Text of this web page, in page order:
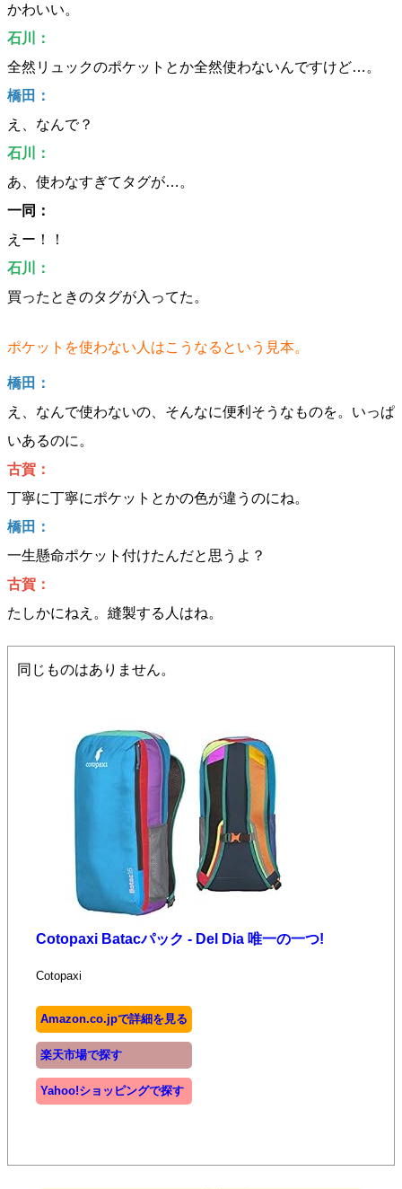
かわいい。
石川：
全然リュックのポケットとか全然使わないんですけど…。
橋田：
え、なんで？
石川：
あ、使わなすぎてタグが…。
一同：
えー！！
石川：
買ったときのタグが入ってた。
ポケットを使わない人はこうなるという見本。
橋田：
え、なんで使わないの、そんなに便利そうなものを。いっぱ
いあるのに。
古賀：
丁寧に丁寧にポケットとかの色が違うのにね。
橋田：
一生懸命ポケット付けたんだと思うよ？
古賀：
たしかにねえ。縫製する人はね。
同じものはありません。
Cotopaxi Batacパック - Del Dia 唯一の一つ!
Cotopaxi
Amazon.co.jpで詳細を見る
楽天市場で探す
Yahoo!ショッピングで探す